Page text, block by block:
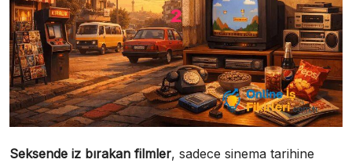
Seksende iz bırakan filmler, sadece sinema tarihine